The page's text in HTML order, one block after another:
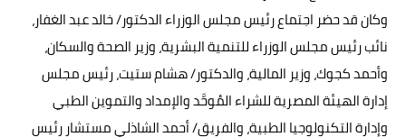
وكان قد حضر اجتماع رئيس مجلس الوزراء الدكتور/ خالد عبد الغفار،
نائب رئيس مجلس الوزراء للتنمية البشرية، وزير الصحة والسكان،
وأحمد كجوك، وزير المالية، والدكتور/ هشام ستيت، رئيس مجلس
إدارة الهيئة المصرية للشراء المُوحَّد والإمداد والتموين الطبي
وإدارة التكنولوجيا الطبية، والفريق/ أحمد الشاذلي مستشار رئيس